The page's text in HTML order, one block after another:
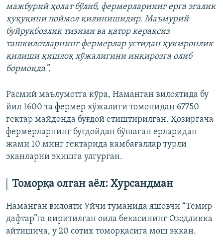
мажбурий ҳолат бўлиб, фермерларнинг ерга эгалик
ҳуқуқини поймол қилинишидир. Маъмурий
буйруқбозлик тизими ва қатор кераксиз
ташкилотларнинг фермерлар устидан ҳукмронлик
қилиши қишлоқ хўжалигини инқирозга олиб
бормоқда”.
Расмий маълумотга кўра, Наманган вилоятида бу
йил 1600 та фермер хўжалиги томонидан 67750
гектар майдонда буғдой етиштирилган. Ҳозиргача
фермерларнинг буғдойдан бўшаган ерларидан
жами 10 минг гектарида камбағаллар турли
эканларни экишга улгурган.
Томорқа олган аёл: Хурсандман
Наманган вилояти Уйчи туманида яшовчи “Темир
дафтар”га киритилган оила бекасининг Озодликка
айтишича, у 20 сотих томорқасига мош эккан.